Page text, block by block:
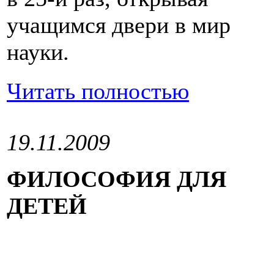
учащимся двери в мир
науки.
Читать полностью
19.11.2009
ФИЛОСОФИЯ ДЛЯ
ДЕТЕЙ